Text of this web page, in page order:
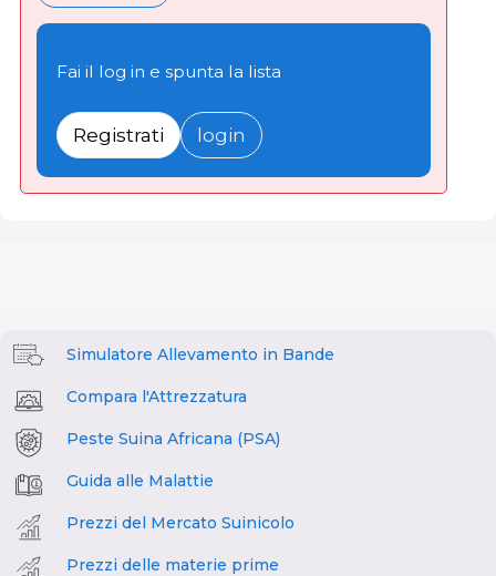
Fai il log in e spunta la lista
Registrati login
Simulatore Allevamento in Bande
Compara l'Attrezzatura
Peste Suina Africana (PSA)
Guida alle Malattie
Prezzi del Mercato Suinicolo
Prezzi delle materie prime